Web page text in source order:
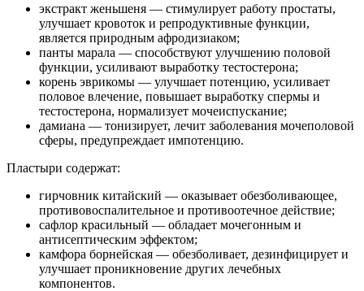
экстракт женьшеня — стимулирует работу простаты,
улучшает кровоток и репродуктивные функции,
является природным афродизиаком;
панты марала — способствуют улучшению половой
функции, усиливают выработку тестостерона;
корень эврикомы — улучшает потенцию, усиливает
половое влечение, повышает выработку спермы и
тестостерона, нормализует мочеиспускание;
дамиана — тонизирует, лечит заболевания мочеполовой
сферы, предупреждает импотенцию.
Пластыри содержат:
гирчовник китайский — оказывает обезболивающее,
противовоспалительное и противоотечное действие;
сафлор красильный — обладает мочегонным и
антисептическим эффектом;
камфора борнейская — обезболивает, дезинфицирует и
улучшает проникновение других лечебных
компонентов.